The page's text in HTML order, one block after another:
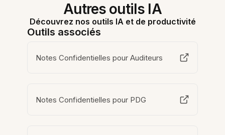
Autres outils IA
Découvrez nos outils IA et de productivité
Outils associés
Notes Confidentielles pour Auditeurs
Notes Confidentielles pour PDG